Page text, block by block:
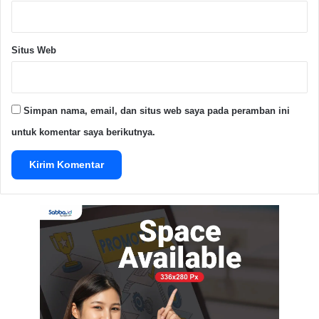
Wejangan Susilati. M. Kom. Untuk 5 tahun HMTS,
Advertisement Space
menerangkan bahwa, HMTS diharap saling bersinergi
dengan Dosen untuk bisa mengimplementasikan Tri
Darma Perguruan Tinggi, selain itu Robby berpesan
kegiatan Akademik luih utama.
Situs Web
Simpan nama, email, dan situs web saya pada peramban ini
untuk komentar saya berikutnya.